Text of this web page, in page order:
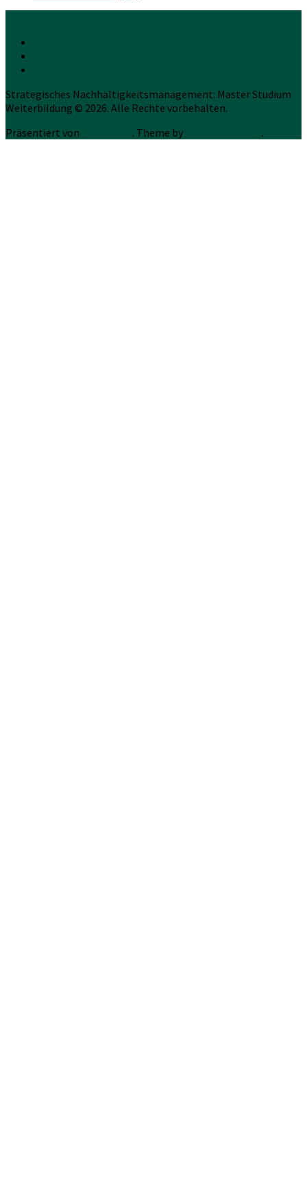
Strategisches Nachhaltigkeitsmanagement: Master Studium
Weiterbildung © 2026. Alle Rechte vorbehalten.
Präsentiert von
. Theme by .